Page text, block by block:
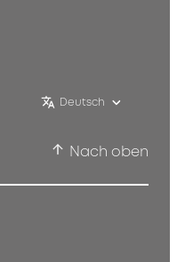
Deutsch
Nach oben